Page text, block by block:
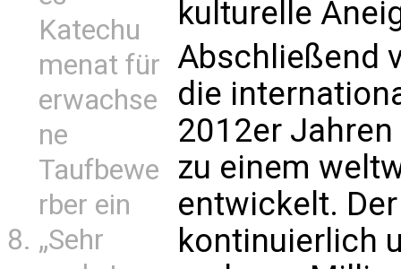
Katechu
menat für
erwachse
ne
Taufbewe
rber ein
„Sehr
kulturelle
Abschließend
die
2012er
zu einem
entwickelt.
kontinuierlich